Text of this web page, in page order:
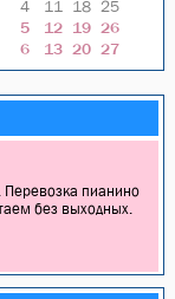
4
11 18 25
5
12 19 26
6
13 20 27
пианино
без выходных.